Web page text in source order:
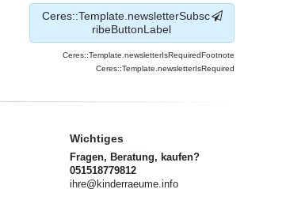
Ceres::Template.newsletterSubsc
ribeButtonLabel
Ceres::Template.newsletterIsRequiredFootnote
Ceres::Template.newsletterIsRequired
Wichtiges
Fragen, Beratung, kaufen?
051518779812
ihre@kinderraeume.info